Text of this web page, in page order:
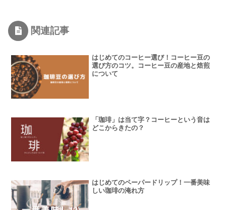
関連記事
はじめてのコーヒー選び！コーヒー豆の
選び方のコツ。コーヒー豆の産地と焙煎
について
「珈琲」は当て字？コーヒーという音は
どこからきたの？
はじめてのペーパードリップ！一番美味
しい珈琲の淹れ方